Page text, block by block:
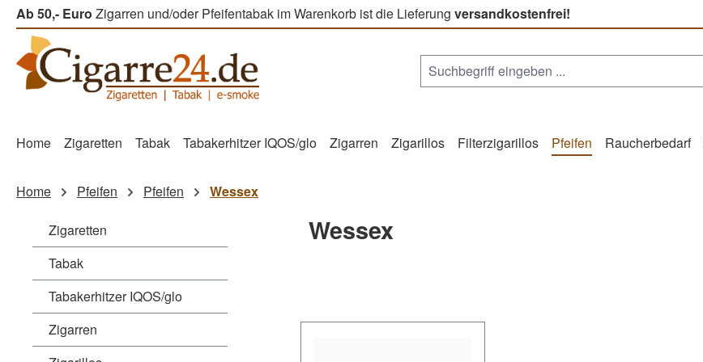
Hauptinhalt springen
Zur Suche springen
Zur Hauptnavigation springen
Ab 50,- Euro Zigarren und/oder Pfeifentabak im Warenkorb ist die Lieferung versandkostenfrei!
Home Zigaretten Tabak Tabakerhitzer IQOS/glo Zigarren Zigarillos Filterzigarillos Pfeifen Raucherbedarf
Home Pfeifen Pfeifen Wessex
Zigaretten
Tabak
Tabakerhitzer IQOS/glo
Zigarren
Wessex